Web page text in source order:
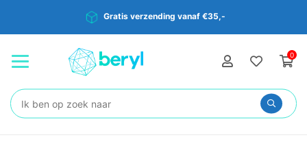
Gratis verzending vanaf €35,-
0
Zoeken: